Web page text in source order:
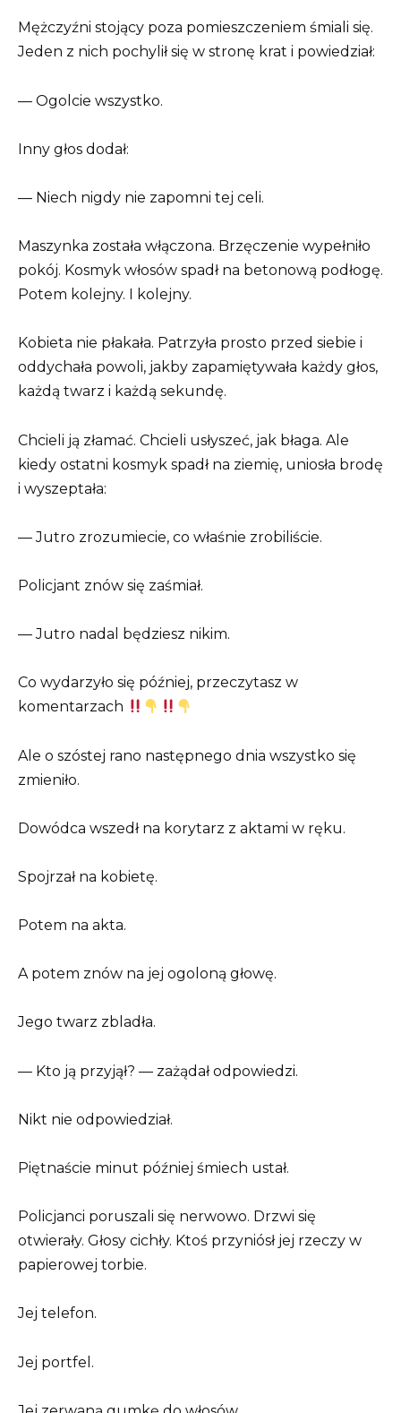
Mężczyźni stojący poza pomieszczeniem śmiali się.
Jeden z nich pochylił się w stronę krat i powiedział:
— Ogolcie wszystko.
Inny głos dodał:
— Niech nigdy nie zapomni tej celi.
Maszynka została włączona. Brzęczenie wypełniło
pokój. Kosmyk włosów spadł na betonową podłogę.
Potem kolejny. I kolejny.
Kobieta nie płakała. Patrzyła prosto przed siebie i
oddychała powoli, jakby zapamiętywała każdy głos,
każdą twarz i każdą sekundę.
Chcieli ją złamać. Chcieli usłyszeć, jak błaga. Ale
kiedy ostatni kosmyk spadł na ziemię, uniosła brodę
i wyszeptała:
— Jutro zrozumiecie, co właśnie zrobiliście.
Policjant znów się zaśmiał.
— Jutro nadal będziesz nikim.
Co wydarzyło się później, przeczytasz w
komentarzach
Ale o szóstej rano następnego dnia wszystko się
zmieniło.
Dowódca wszedł na korytarz z aktami w ręku.
Spojrzał na kobietę.
Potem na akta.
A potem znów na jej ogoloną głowę.
Jego twarz zbladła.
— Kto ją przyjął? — zażądał odpowiedzi.
Nikt nie odpowiedział.
Piętnaście minut później śmiech ustał.
Policjanci poruszali się nerwowo. Drzwi się
otwierały. Głosy cichły. Ktoś przyniósł jej rzeczy w
papierowej torbie.
Jej telefon.
Jej portfel.